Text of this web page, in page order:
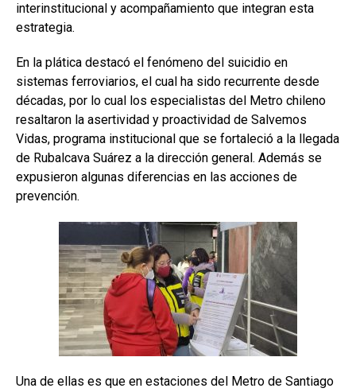
interinstitucional y acompañamiento que integran esta
estrategia.
En la plática destacó el fenómeno del suicidio en
sistemas ferroviarios, el cual ha sido recurrente desde
décadas, por lo cual los especialistas del Metro chileno
resaltaron la asertividad y proactividad de Salvemos
Vidas, programa institucional que se fortaleció a la llegada
de Rubalcava Suárez a la dirección general. Además se
expusieron algunas diferencias en las acciones de
prevención.
Una de ellas es que en estaciones del Metro de Santiago